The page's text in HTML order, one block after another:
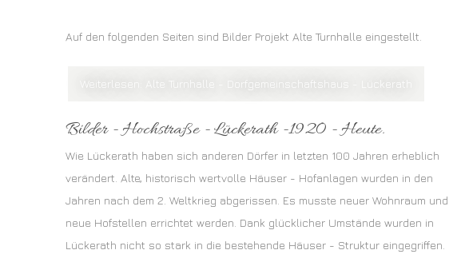
Auf den folgenden Seiten sind Bilder Projekt Alte Turnhalle eingestellt.
Weiterlesen: Alte Turnhalle - Dorfgemeinschaftshaus - Lückerath
Bilder - Hochstraße - Lückerath -1920 - Heute.
Wie Lückerath haben sich anderen Dörfer in letzten 100 Jahren erheblich
verändert. Alte, historisch wertvolle Häuser - Hofanlagen wurden in den
Jahren nach dem 2. Weltkrieg abgerissen. Es musste neuer Wohnraum und
neue Hofstellen errichtet werden. Dank glücklicher Umstände wurden in
Lückerath nicht so stark in die bestehende Häuser - Struktur eingegriffen.